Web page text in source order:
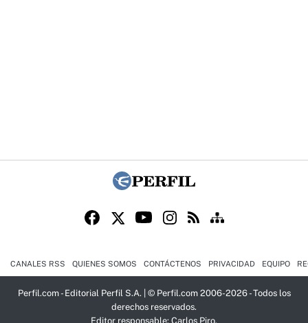
CANALES RSS QUIENES SOMOS CONTÁCTENOS PRIVACIDAD EQUIPO
Perfil.com - Editorial Perfil S.A. | © Perfil.com 2006-2026 - Todos los
derechos reservados.
Editor responsable: Carlos Piro.